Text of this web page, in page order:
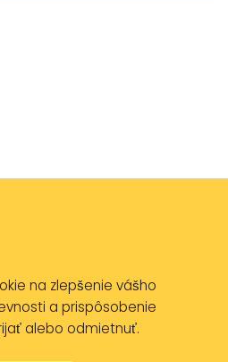
údajov
na zlepšenie vášho
a prispôsobenie
alebo odmietnuť.